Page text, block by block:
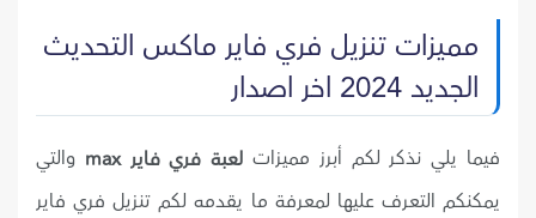
مميزات تنزيل فري فاير ماكس التحديث
الجديد 2024 اخر اصدار
فيما يلي نذكر لكم أبرز مميزات لعبة فري فاير max
والتي
يمكنكم التعرف عليها لمعرفة ما يقدمه لكم تنزيل فري فاير